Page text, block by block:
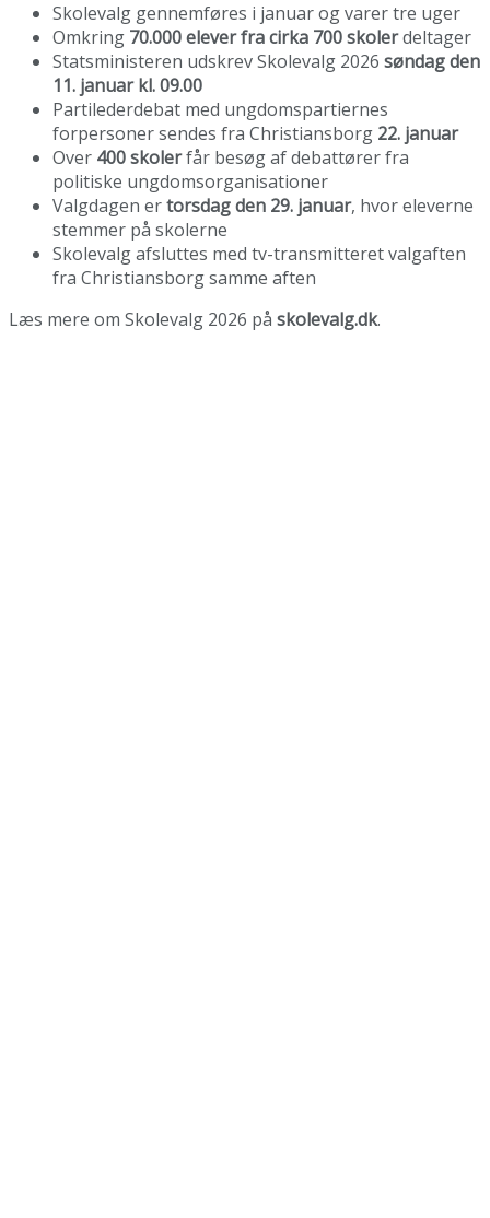
Skolevalg gennemføres i januar og varer tre uger
Omkring 70.000 elever fra cirka 700 skolerdeltager
Statsministeren udskrev Skolevalg 2026 søndag den
11. januar kl. 09.00
Partilederdebat med ungdomspartiernes
forpersoner sendes fra Christiansborg 22. januar
Over 400 skolerfår besøg af debattører fra
politiske ungdomsorganisationer
Valgdagen ertorsdag den 29. januar, hvor eleverne
stemmer på skolerne
Skolevalg afsluttes med tv-transmitteret valgaften
fra Christiansborg samme aften
Læs mere om Skolevalg 2026 på skolevalg.dk.